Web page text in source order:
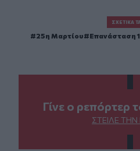
ΣΧΕΤΙΚΆ
25η Μαρτίου Επανάσταση
Γίνε ο ρεπόρτερ
ΣΤΕΊΛΕ ΤΗΝ